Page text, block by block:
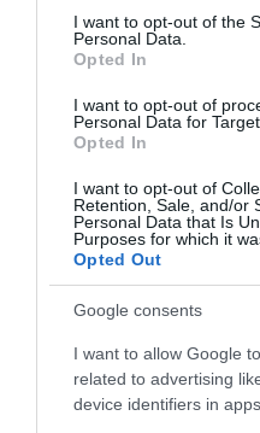
consent section.
I want to opt-out of the
Personal Data.
Opted In
I want to opt-out of
Personal Data for
Opted In
I want to opt-out of
Retention, Sale, and/or
Personal Data that Is
Purposes for which it
Opted Out
Google consents
I want to allow Google
related to advertising
device identifiers in apps.
TELJES
2026.
TATA
TÖBB
2026.